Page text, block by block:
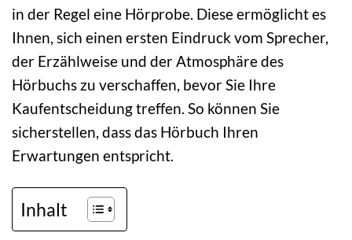
in der Regel eine Hörprobe. Diese ermöglicht es
Ihnen, sich einen ersten Eindruck vom Sprecher,
der Erzählweise und der Atmosphäre des
Hörbuchs zu verschaffen, bevor Sie Ihre
Kaufentscheidung treffen. So können Sie
sicherstellen, dass das Hörbuch Ihren
Erwartungen entspricht.
Inhalt